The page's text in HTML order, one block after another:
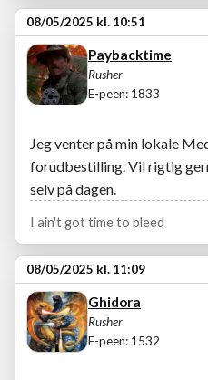
08/05/2025 kl. 10:51
Paybacktime
Rusher
E-peen: 1833
Jeg venter på min lokale
forudbestilling. Vil rigtig
selv på dagen.
I ain't got time to bleed
08/05/2025 kl. 11:09
Ghidora
Rusher
E-peen: 1532